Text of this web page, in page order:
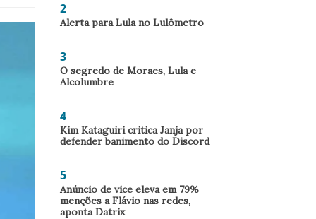
2
Alerta para Lula no Lulômetro
3
O segredo de Moraes, Lula e
Alcolumbre
4
Kim Kataguiri critica Janja por
defender banimento do Discord
5
Anúncio de vice eleva em 79%
menções a Flávio nas redes,
aponta Datrix